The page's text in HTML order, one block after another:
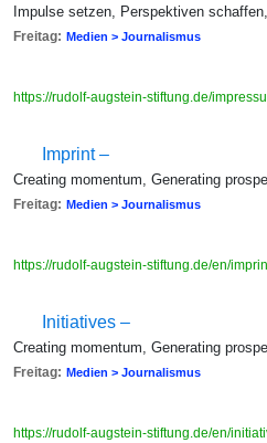
Impulse setzen, Perspektiven
Freitag: Medien > Journalismus
https://rudolf-augstein-stiftung.de/
Imprint –
Creating momentum, Generating
Freitag: Medien > Journalismus
https://rudolf-augstein-stiftung.de/en/
Initiatives –
Creating momentum, Generating
Freitag: Medien > Journalismus
https://rudolf-augstein-stiftung.de/en/